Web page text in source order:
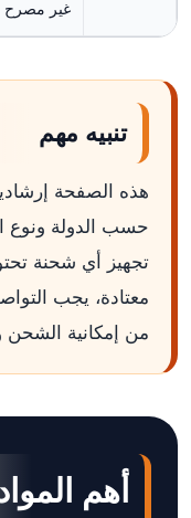
غير مصرح
تنبيه مهم
هذه الصفحة
حسب الدولة ونوع
تجهيز أي شحنة
معتادة، يجب
من إمكانية الشحن
أهم